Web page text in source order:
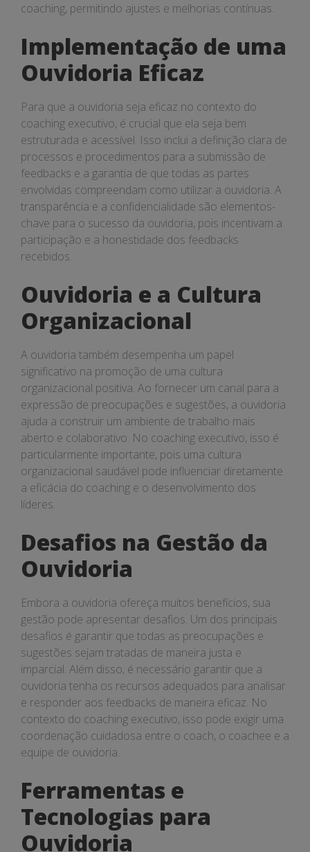
coaching, permitindo ajustes e melhorias contínuas.
Implementação de uma
Ouvidoria Eficaz
Para que a ouvidoria seja eficaz no contexto do
coaching executivo, é crucial que ela seja bem
estruturada e acessível. Isso inclui a definição clara de
processos e procedimentos para a submissão de
feedbacks e a garantia de que todas as partes
envolvidas compreendam como utilizar a ouvidoria. A
transparência e a confidencialidade são elementos-
chave para o sucesso da ouvidoria, pois incentivam a
participação e a honestidade dos feedbacks
recebidos.
Ouvidoria e a Cultura
Organizacional
A ouvidoria também desempenha um papel
significativo na promoção de uma cultura
organizacional positiva. Ao fornecer um canal para a
expressão de preocupações e sugestões, a ouvidoria
ajuda a construir um ambiente de trabalho mais
aberto e colaborativo. No coaching executivo, isso é
particularmente importante, pois uma cultura
organizacional saudável pode influenciar diretamente
a eficácia do coaching e o desenvolvimento dos
líderes.
Desafios na Gestão da
Ouvidoria
Embora a ouvidoria ofereça muitos benefícios, sua
gestão pode apresentar desafios. Um dos principais
desafios é garantir que todas as preocupações e
sugestões sejam tratadas de maneira justa e
imparcial. Além disso, é necessário garantir que a
ouvidoria tenha os recursos adequados para analisar
e responder aos feedbacks de maneira eficaz. No
contexto do coaching executivo, isso pode exigir uma
coordenação cuidadosa entre o coach, o coachee e a
equipe de ouvidoria.
Ferramentas e
Tecnologias para
Ouvidoria